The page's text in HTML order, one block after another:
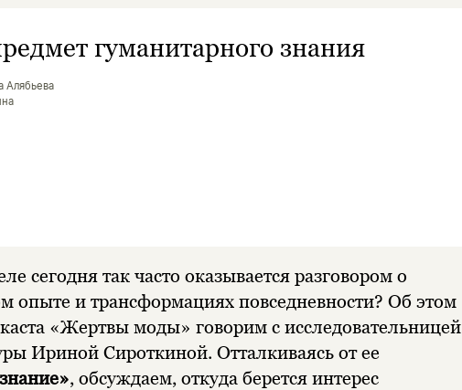
гуманитарного знания
Алябьева
сегодня так часто оказывается разговором о
опыте и трансформациях повседневности? Об этом
«Жертвы моды» говорим с исследовательницей
Ириной Сироткиной. Отталкиваясь от ее
, обсуждаем, откуда берется интерес